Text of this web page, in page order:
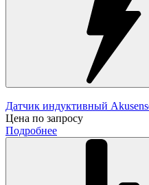
Датчик индуктивный
Цена по запросу
Подробнее